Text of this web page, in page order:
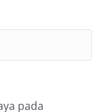
pada